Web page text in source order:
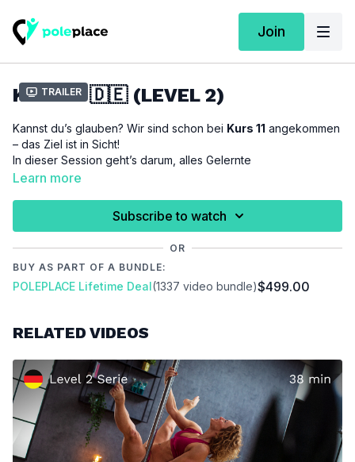
Join
Trailer
KURS 11 🇩🇪 (LEVEL 2)
Kannst du’s glauben? Wir sind schon bei Kurs 11 angekommen
– das Ziel ist in Sicht!
In dieser Session geht’s darum, alles Gelernte
zusammenzubringen: eine coole Mischung aus unseren Basics
Meilenstein auf deinem Trainingsweg
Keine Sorge – jede Bewegung wird Schritt für Schritt erklärt
und in deinem Tempo gezeigt.
Outside Leghang/Pencil Passé Diagonal
WICHTIG:
Achte beim Training immer auf die Signale deines
Körpers. Wenn du Schmerzen oder ungewohnte Beschwerden
in Gelenken, Muskeln oder anderen Körperbereichen spürst,
such bitte ärztlichen Rat.
Learn more
Subscribe to watch
OR
BUY AS PART OF A BUNDLE:
POLEPLACE Lifetime Deal(1337 video bundle)$499.00
RELATED VIDEOS